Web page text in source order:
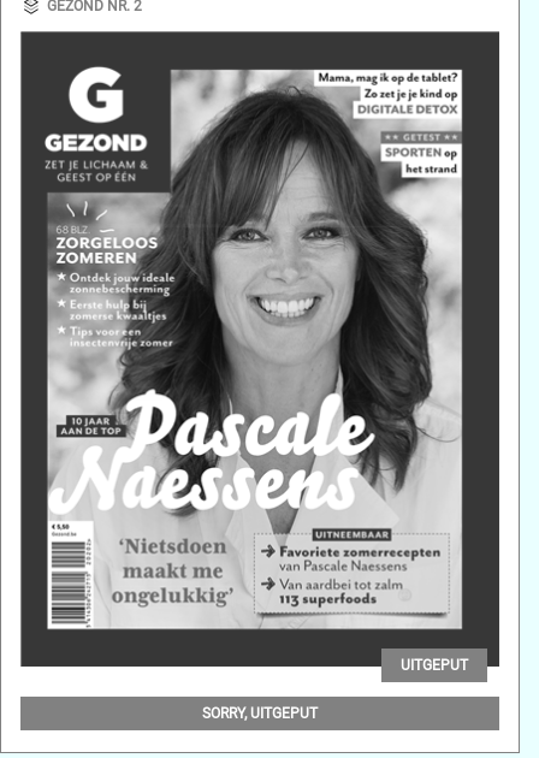
GEZOND NR. 2
UITGEPUT
SORRY, UITGEPUT